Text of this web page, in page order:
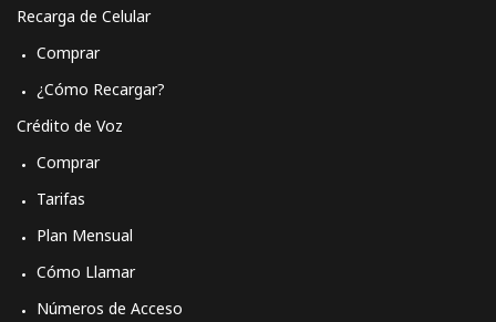
Recarga de Celular
Comprar
¿Cómo Recargar?
Crédito de Voz
Comprar
Tarifas
Plan Mensual
Cómo Llamar
Números de Acceso